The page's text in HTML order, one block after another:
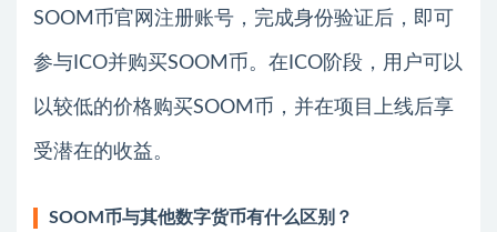
SOOM币官网注册账号，完成身份验证后，即可
参与ICO并购买SOOM币。在ICO阶段，用户可以
以较低的价格购买SOOM币，并在项目上线后享
受潜在的收益。
SOOM币与其他数字货币有什么区别？